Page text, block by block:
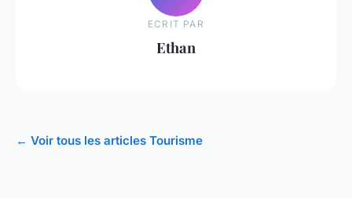
ECRIT PAR
Ethan
← Voir tous les articles Tourisme